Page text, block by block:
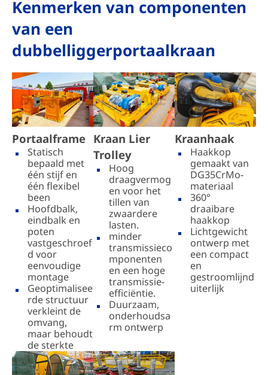
Kenmerken van componenten
van een
dubbelliggerportaalkraan
Portaalframe
Statisch
bepaald met
één stijf en
één flexibel
been
Hoofdbalk,
eindbalk en
poten
vastgeschroef
d voor
eenvoudige
montage
Geoptimalisee
rde structuur
verkleint de
omvang,
maar behoudt
de sterkte
Kraan Lier
Trolley
Hoog
draagvermog
en voor het
tillen van
zwaardere
lasten.
minder
transmissieco
mponenten
en een hoge
transmissie-
efficiëntie.
Duurzaam,
onderhoudsa
rm ontwerp
Kraanhaak
Haakkop
gemaakt van
DG35CrMo-
materiaal
360°
draaibare
haakkop
Lichtgewicht
ontwerp met
een compact
en
gestroomlijnd
uiterlijk